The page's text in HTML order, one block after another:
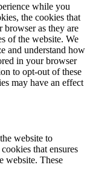
while you
the cookies that
browser as they are
of the website. We
and understand how
in your browser
to opt-out of these
may have an effect
website to
that ensures
website. These